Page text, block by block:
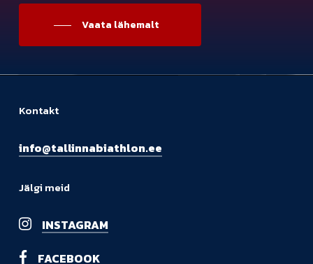
Vaata lähemalt
Kontakt
info@tallinnabiathlon.ee
Jälgi meid
INSTAGRAM
FACEBOOK